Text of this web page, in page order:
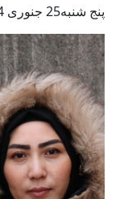
پنج شنبه25 جنوری 2024